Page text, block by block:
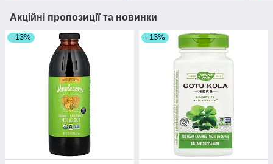
Акційні пропозиції та новинки
–13% –13%